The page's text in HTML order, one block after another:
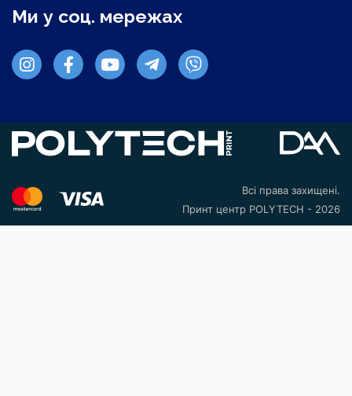
Ми у соц. мережах
Всі права захищені.
Принт центр POLYTECH - 2026